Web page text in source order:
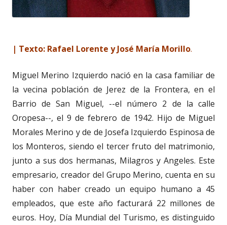
| Texto: Rafael Lorente y José María Morillo.
Miguel Merino Izquierdo nació en la casa familiar de
la vecina población de Jerez de la Frontera, en el
Barrio de San Miguel, --el número 2 de la calle
Oropesa--, el 9 de febrero de 1942. Hijo de Miguel
Morales Merino y de de Josefa Izquierdo Espinosa de
los Monteros, siendo el tercer fruto del matrimonio,
junto a sus dos hermanas, Milagros y Angeles. Este
empresario, creador del Grupo Merino, cuenta en su
haber con haber creado un equipo humano a 45
empleados, que este año facturará 22 millones de
euros. Hoy, Día Mundial del Turismo, es distinguido